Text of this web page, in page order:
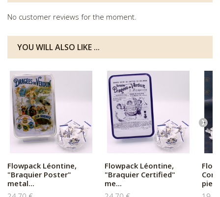
No customer reviews for the moment.
YOU WILL ALSO LIKE ...
Flowpack Léontine,
"Braquier Poster"
metal...
Flowpack Léontine,
"Braquier Certified"
me...